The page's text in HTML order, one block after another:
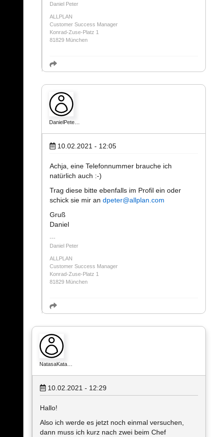
Daniel Peter
ALLPLAN
Customer Success Manager
Konrad-Zuse-Platz 1
81829 München
DanielPete…
10.02.2021 - 12:05
Achja, eine Telefonnummer brauche ich
natürlich auch :-)
Trag diese bitte ebenfalls im Profil ein oder
schick sie mir an dpeter@allplan.com
Gruß
Daniel
Daniel Peter
ALLPLAN
Customer Success Manager
Konrad-Zuse-Platz 1
81829 München
NatasaKata…
10.02.2021 - 12:29
Hallo!
Also ich werde es jetzt noch einmal versuchen,
dann muss ich kurz nach zwei beim Chef